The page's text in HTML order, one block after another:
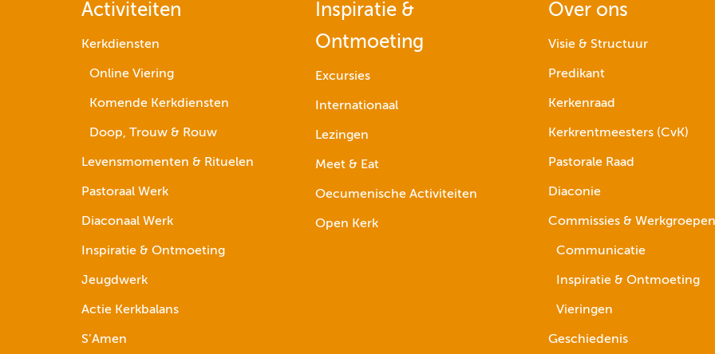
Activiteiten
Kerkdiensten
Online Viering
Komende Kerkdiensten
Doop, Trouw & Rouw
Levensmomenten & Rituelen
Pastoraal Werk
Diaconaal Werk
Inspiratie & Ontmoeting
Jeugdwerk
Actie Kerkbalans
S’Amen
Inspiratie &
Ontmoeting
Excursies
Internationaal
Lezingen
Meet & Eat
Oecumenische Activiteiten
Open Kerk
Over ons
Visie & Structuur
Predikant
Kerkenraad
Kerkrentmeesters (CvK)
Pastorale Raad
Diaconie
Commissies & Werkgroepen
Communicatie
Inspiratie & Ontmoeting
Vieringen
Geschiedenis